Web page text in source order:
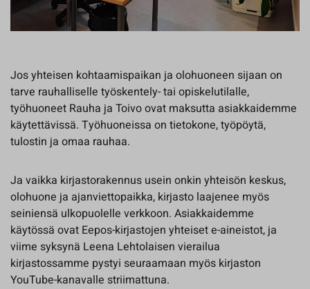
Jos yhteisen kohtaamispaikan ja olohuoneen sijaan on
tarve rauhalliselle työskentely- tai opiskelutilalle,
työhuoneet Rauha ja Toivo ovat maksutta asiakkaidemme
käytettävissä. Työhuoneissa on tietokone, työpöytä,
tulostin ja omaa rauhaa.
Ja vaikka kirjastorakennus usein onkin yhteisön keskus,
olohuone ja ajanviettopaikka, kirjasto laajenee myös
seiniensä ulkopuolelle verkkoon. Asiakkaidemme
käytössä ovat Eepos-kirjastojen yhteiset e-aineistot, ja
viime syksynä Leena Lehtolaisen vierailua
kirjastossamme pystyi seuraamaan myös kirjaston
YouTube-kanavalle striimattuna.